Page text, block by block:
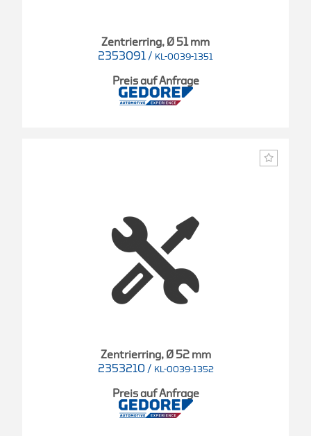
Zentrierring, Ø 51 mm
2353091 / KL-0039-1351
Preis auf Anfrage
Zentrierring, Ø 52 mm
2353210 / KL-0039-1352
Preis auf Anfrage